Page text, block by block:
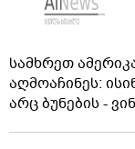
სამხრეთ
აღმოაჩინეს:
არც ბუნების -